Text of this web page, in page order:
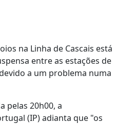
na Linha de Cascais está
entre as estações de
a um problema numa
pelas 20h00, a
(IP) adianta que "os